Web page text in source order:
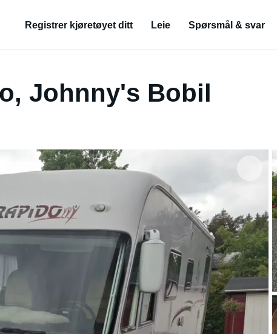
Registrer kjøretøyet ditt Leie Spørsmål & svar
Johnny's Bobil